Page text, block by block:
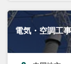
電気・空調工事